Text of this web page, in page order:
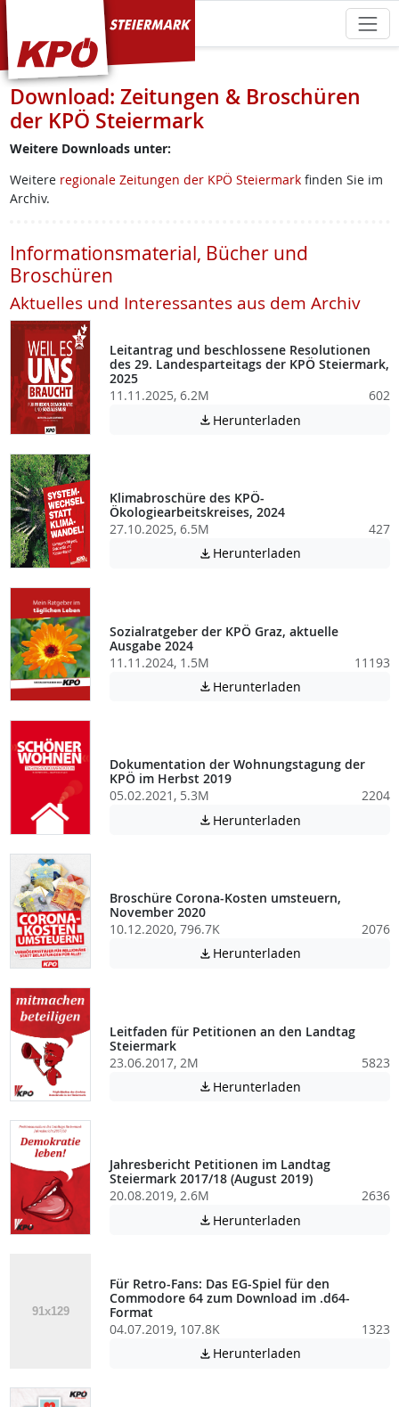
KPÖ Steiermark
Download: Zeitungen & Broschüren
der KPÖ Steiermark
Weitere Downloads unter:
Weitere regionale Zeitungen der KPÖ Steiermarkfinden Sie im
Archiv.
Informationsmaterial, Bücher und
Broschüren
Aktuelles und Interessantes aus dem Archiv
Leitantrag und beschlossene Resolutionen
des 29. Landesparteitags der KPÖ Steiermark,
2025
11.11.2025, 6.2M
602
 Herunterladen
Klimabroschüre des KPÖ-
Ökologiearbeitskreises, 2024
27.10.2025, 6.5M
427
 Herunterladen
Sozialratgeber der KPÖ Graz, aktuelle
Ausgabe 2024
11.11.2024, 1.5M
11193
 Herunterladen
Dokumentation der Wohnungstagung der
KPÖ im Herbst 2019
05.02.2021, 5.3M
2204
 Herunterladen
Broschüre Corona-Kosten umsteuern,
November 2020
10.12.2020, 796.7K
2076
 Herunterladen
Leitfaden für Petitionen an den Landtag
Steiermark
23.06.2017, 2M
5823
 Herunterladen
Jahresbericht Petitionen im Landtag
Steiermark 2017/18 (August 2019)
20.08.2019, 2.6M
2636
 Herunterladen
Für Retro-Fans: Das EG-Spiel für den
Commodore 64 zum Download im .d64-
Format
04.07.2019, 107.8K
1323
 Herunterladen